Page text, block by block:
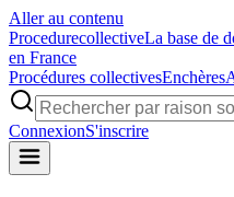
Aller au contenu
ProcedurecollectiveLa base de
en France
Procédures collectivesEnchères
ConnexionS'inscrire